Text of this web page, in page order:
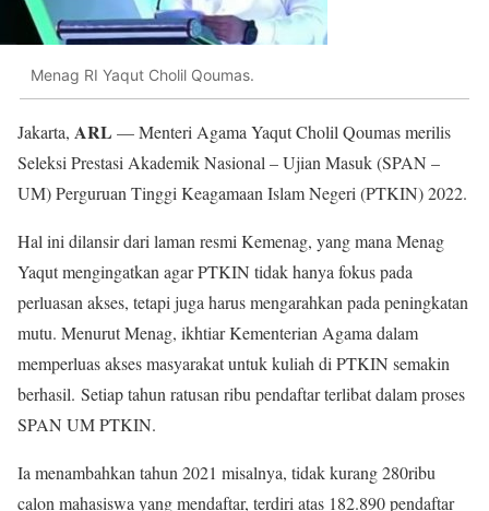
Menag RI Yaqut Cholil Qoumas.
Jakarta, ARL — Menteri Agama Yaqut Cholil Qoumas merilis
Seleksi Prestasi Akademik Nasional – Ujian Masuk (SPAN –
UM) Perguruan Tinggi Keagamaan Islam Negeri (PTKIN) 2022.
Hal ini dilansir dari laman resmi Kemenag, yang mana Menag
Yaqut mengingatkan agar PTKIN tidak hanya fokus pada
perluasan akses, tetapi juga harus mengarahkan pada peningkatan
mutu. Menurut Menag, ikhtiar Kementerian Agama dalam
memperluas akses masyarakat untuk kuliah di PTKIN semakin
berhasil. Setiap tahun ratusan ribu pendaftar terlibat dalam proses
SPAN UM PTKIN.
Ia menambahkan tahun 2021 misalnya, tidak kurang 280ribu
calon mahasiswa yang mendaftar, terdiri atas 182.890 pendaftar